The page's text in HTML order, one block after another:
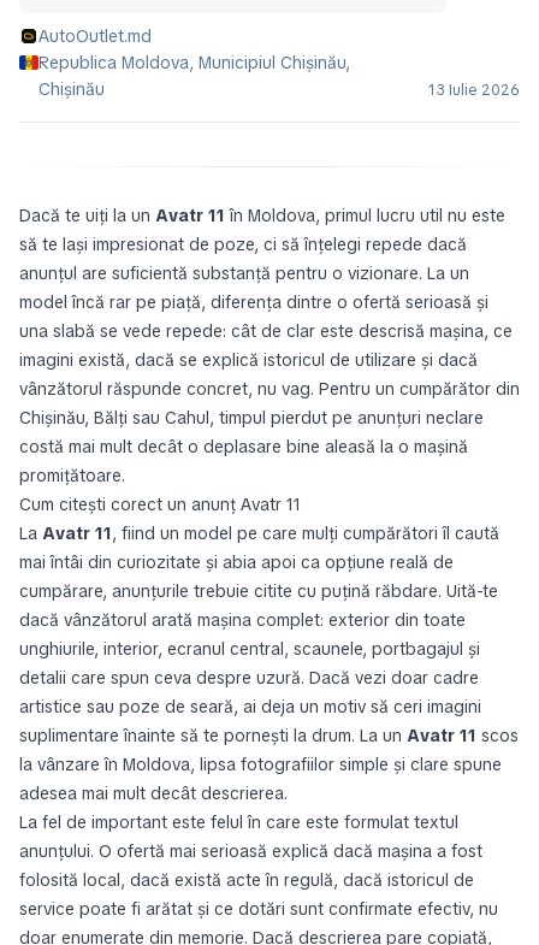
AutoOutlet.md
Republica Moldova, Municipiul Chișinău,
Chișinău
13 Iulie 2026
Dacă te uiți la un Avatr 11 în Moldova, primul lucru util nu este
să te lași impresionat de poze, ci să înțelegi repede dacă
anunțul are suficientă substanță pentru o vizionare. La un
model încă rar pe piață, diferența dintre o ofertă serioasă și
una slabă se vede repede: cât de clar este descrisă mașina, ce
imagini există, dacă se explică istoricul de utilizare și dacă
vânzătorul răspunde concret, nu vag. Pentru un cumpărător din
Chișinău, Bălți sau Cahul, timpul pierdut pe anunțuri neclare
costă mai mult decât o deplasare bine aleasă la o mașină
promițătoare.
Cum citești corect un anunț Avatr 11
La Avatr 11, fiind un model pe care mulți cumpărători îl caută
mai întâi din curiozitate și abia apoi ca opțiune reală de
cumpărare, anunțurile trebuie citite cu puțină răbdare. Uită-te
dacă vânzătorul arată mașina complet: exterior din toate
unghiurile, interior, ecranul central, scaunele, portbagajul și
detalii care spun ceva despre uzură. Dacă vezi doar cadre
artistice sau poze de seară, ai deja un motiv să ceri imagini
suplimentare înainte să te pornești la drum. La un Avatr 11 scos
la vânzare în Moldova, lipsa fotografiilor simple și clare spune
adesea mai mult decât descrierea.
La fel de important este felul în care este formulat textul
anunțului. O ofertă mai serioasă explică dacă mașina a fost
folosită local, dacă există acte în regulă, dacă istoricul de
service poate fi arătat și ce dotări sunt confirmate efectiv, nu
doar enumerate din memorie. Dacă descrierea pare copiată,